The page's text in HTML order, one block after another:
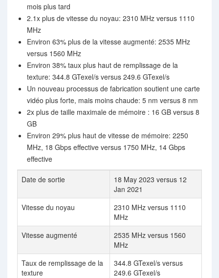
mois plus tard
2.1x plus de vitesse du noyau: 2310 MHz versus 1110
MHz
Environ 63% plus de la vitesse augmenté: 2535 MHz
versus 1560 MHz
Environ 38% taux plus haut de remplissage de la
texture: 344.8 GTexel/s versus 249.6 GTexel/s
Un nouveau processus de fabrication soutient une carte
vidéo plus forte, mais moins chaude: 5 nm versus 8 nm
2x plus de taille maximale de mémoire : 16 GB versus 8
GB
Environ 29% plus haut de vitesse de mémoire: 2250
MHz, 18 Gbps effective versus 1750 MHz, 14 Gbps
effective
Date de sortie
18 May 2023 versus 12
Jan 2021
Vitesse du noyau
2310 MHz versus 1110
MHz
Vitesse augmenté
2535 MHz versus 1560
MHz
Taux de remplissage de la
texture
344.8 GTexel/s versus
249.6 GTexel/s